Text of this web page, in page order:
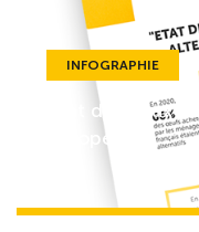
INFOGRAPHIE
Etat des lieux
Europe